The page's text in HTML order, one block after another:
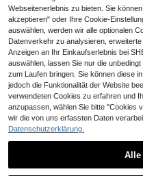
11 6
Webseitenerlebnis zu bieten. Sie
akzeptieren" oder Ihre Cookie-
auswählen, werden wir alle optionalen
Datenverkehr zu analysieren,
Anzeigen an Ihr Einkaufserlebnis bei
auswählen, lassen Sie nur die
zum Laufen bringen. Sie können diese
jedoch die Funktionalität der Website
verwendeten Cookies zu erfahren und
anzupassen, wählen Sie bitte "Cookies
wir die von uns erfassten Daten
Datenschutzerklärung.
Alle